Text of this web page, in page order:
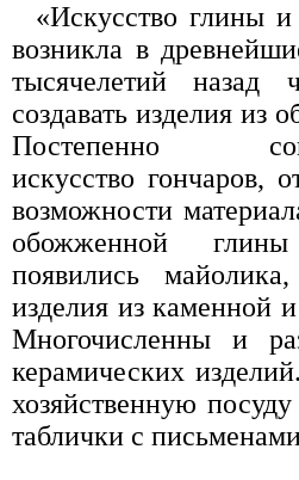
«Искусство глины
возникла в
тысячелетий назад
создавать изделия из
Постепенно
искусство гончаров,
возможности
обожженной
появились
изделия из каменной
Многочисленны и
керамических
хозяйственную
таблички с